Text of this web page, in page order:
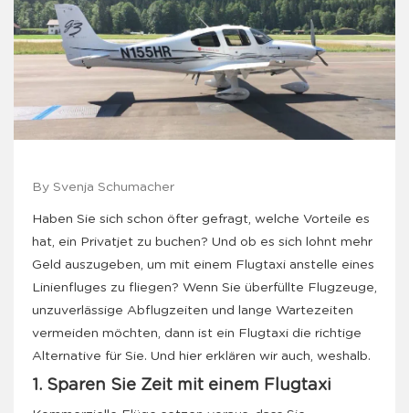
By Svenja Schumacher
Haben Sie sich schon öfter gefragt, welche Vorteile es
hat, ein Privatjet zu buchen? Und ob es sich lohnt mehr
Geld auszugeben, um mit einem Flugtaxi anstelle eines
Linienfluges zu fliegen? Wenn Sie überfüllte Flugzeuge,
unzuverlässige Abflugzeiten und lange Wartezeiten
vermeiden möchten, dann ist ein Flugtaxi die richtige
Alternative für Sie. Und hier erklären wir auch, weshalb.
1. Sparen Sie Zeit mit einem Flugtaxi